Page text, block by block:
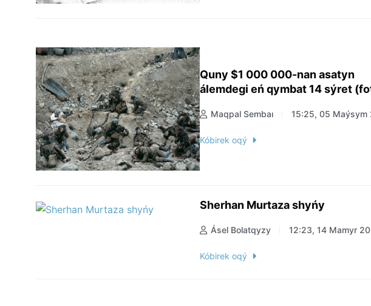
Quny $1 000 000-nan asatyn
álemdegi eń qymbat 14 sýret
Maqpal Sembaı 15:25, 05 Maýsym
Kóbirek oqý
Sherhan Murtaza shyńy
Ásel Bolatqyzy 12:23, 14 Mamyr
Kóbirek oqý